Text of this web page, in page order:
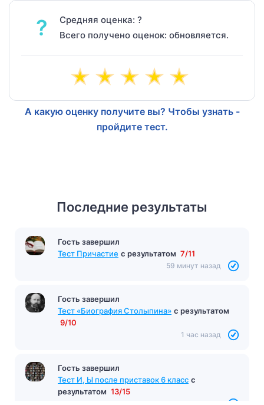
?
Средняя оценка: ?
Всего получено оценок: обновляется.
А какую оценку получите вы? Чтобы узнать -
пройдите тест.
Последние результаты
Гость завершил
Тест Причастие с результатом 7/11
59 минут назад
Гость завершил
Тест «Биография Столыпина» с результатом
9/10
1 час назад
Гость завершил
Тест И, Ы после приставок 6 класс с
результатом 13/15